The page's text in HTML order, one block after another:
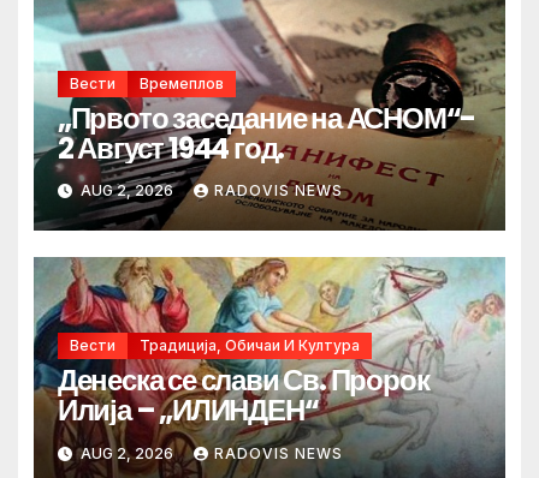
Вести Времеплов
„Првото заседание на АСНОМ“-
2 Август 1944 год.
AUG 2, 2026 RADOVIS NEWS
Вести Традиција, Обичаи И Култура
Денеска се слави Св. Пророк
Илија – „ИЛИНДЕН“
AUG 2, 2026 RADOVIS NEWS